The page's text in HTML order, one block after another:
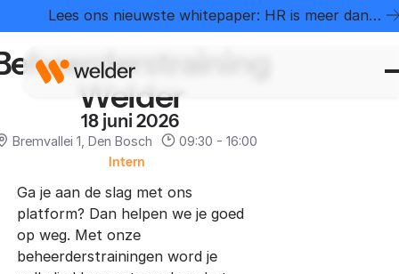
Lees ons nieuwste whitepaper: HR is meer dan
administratie
Home Evenementen Beheerderstraining Welder
Welder
18 juni 2026
Bremvallei 1, Den Bosch 09:30 - 16:00
Intern
Ga je aan de slag met ons
platform? Dan helpen we je goed
op weg. Met onze
beheerderstrainingen word je